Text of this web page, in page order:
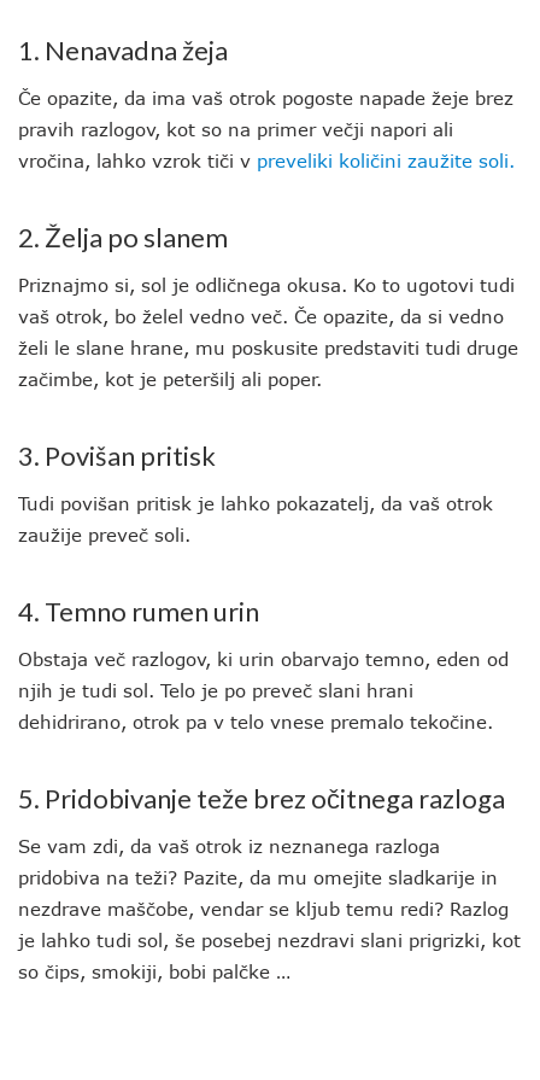
1. Nenavadna žeja
Če opazite, da ima vaš otrok pogoste napade žeje brez
pravih razlogov, kot so na primer večji napori ali
vročina, lahko vzrok tiči v preveliki količini zaužite soli.
2. Želja po slanem
Priznajmo si, sol je odličnega okusa. Ko to ugotovi tudi
vaš otrok, bo želel vedno več. Če opazite, da si vedno
želi le slane hrane, mu poskusite predstaviti tudi druge
začimbe, kot je peteršilj ali poper.
3. Povišan pritisk
Tudi povišan pritisk je lahko pokazatelj, da vaš otrok
zaužije preveč soli.
4. Temno rumen urin
Obstaja več razlogov, ki urin obarvajo temno, eden od
njih je tudi sol. Telo je po preveč slani hrani
dehidrirano, otrok pa v telo vnese premalo tekočine.
5. Pridobivanje teže brez očitnega razloga
Se vam zdi, da vaš otrok iz neznanega razloga
pridobiva na teži? Pazite, da mu omejite sladkarije in
nezdrave maščobe, vendar se kljub temu redi? Razlog
je lahko tudi sol, še posebej nezdravi slani prigrizki, kot
so čips, smokiji, bobi palčke …